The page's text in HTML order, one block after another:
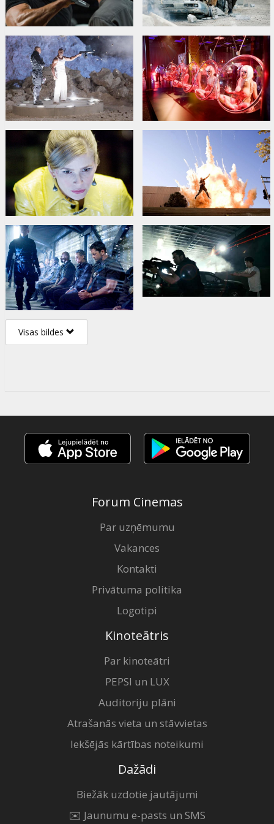
Visas bildes
Forum Cinemas
Par uzņēmumu
Vakances
Kontakti
Privātuma politika
Logotipi
Kinoteātris
Par kinoteātri
PEPSI un LUX
Auditoriju plāni
Atrašanās vieta un stāvvietas
Iekšējās kārtības noteikumi
Dažādi
Biežāk uzdotie jautājumi
✉️ Jaunumu e-pasts un SMS